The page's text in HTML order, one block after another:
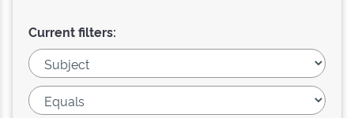
Current filters: